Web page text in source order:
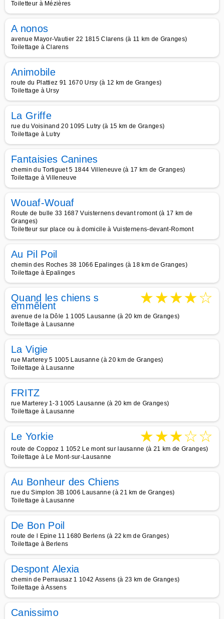
Toiletteur à Mézières
A nonos
avenue Mayor-Vautier 22 1815 Clarens (à 11 km de Granges)
Toilettage à Clarens
Animobile
route du Plattiez 91 1670 Ursy (à 12 km de Granges)
Toilettage à Ursy
La Griffe
rue du Voisinand 20 1095 Lutry (à 15 km de Granges)
Toilettage à Lutry
Fantaisies Canines
chemin du Tortiguet 5 1844 Villeneuve (à 17 km de Granges)
Toilettage à Villeneuve
Wouaf-Wouaf
Route de bulle 33 1687 Vuisternens devant romont (à 17 km de
Granges)
Toiletteur sur place ou à domicile à Vuisternens-devant-Romont
Au Pil Poil
chemin des Roches 38 1066 Epalinges (à 18 km de Granges)
Toilettage à Epalinges
Quand les chiens s
emmêlent ★★★★☆
avenue de la Dôle 1 1005 Lausanne (à 20 km de Granges)
Toilettage à Lausanne
La Vigie
rue Marterey 5 1005 Lausanne (à 20 km de Granges)
Toilettage à Lausanne
FRITZ
rue Marterey 1-3 1005 Lausanne (à 20 km de Granges)
Toilettage à Lausanne
Le Yorkie ★★★☆☆
route de Coppoz 1 1052 Le mont sur lausanne (à 21 km de Granges)
Toilettage à Le Mont-sur-Lausanne
Au Bonheur des Chiens
rue du Simplon 3B 1006 Lausanne (à 21 km de Granges)
Toilettage à Lausanne
De Bon Poil
route de l Epine 11 1680 Berlens (à 22 km de Granges)
Toilettage à Berlens
Despont Alexia
chemin de Perrausaz 1 1042 Assens (à 23 km de Granges)
Toilettage à Assens
Canissimo